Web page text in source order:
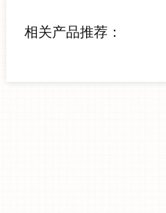
相关产品推荐：